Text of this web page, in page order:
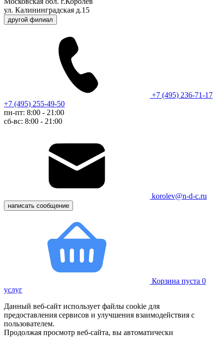
ул. Калининградская д.15
другой филиал
+7 (495) 236-71-17
+7 (495) 255-49-50
пн-пт: 8:00 - 21:00
сб-вс: 8:00 - 21:00
korolev@n-d-c.ru
написать сообщение
Корзина пуста 0
услуг
Данный веб-сайт использует файлы cookie для
предоставления сервисов и улучшения взаимодействия с
пользователем.
Продолжая просмотр веб-сайта, вы автоматически